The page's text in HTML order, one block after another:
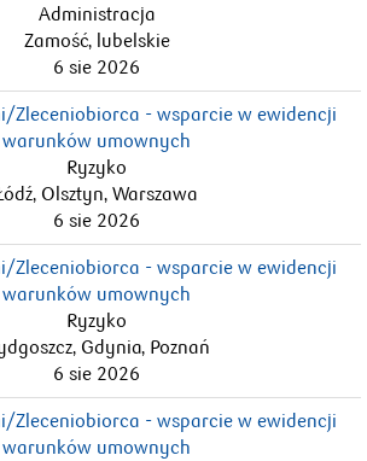
Administracja
Zamość, lubelskie
6 sie 2026
Zleceniobiorca - wsparcie w ewidencji
warunków umownych
Ryzyko
Olsztyn, Warszawa
6 sie 2026
Zleceniobiorca - wsparcie w ewidencji
warunków umownych
Ryzyko
Gdynia, Poznań
6 sie 2026
Zleceniobiorca - wsparcie w ewidencji
warunków umownych